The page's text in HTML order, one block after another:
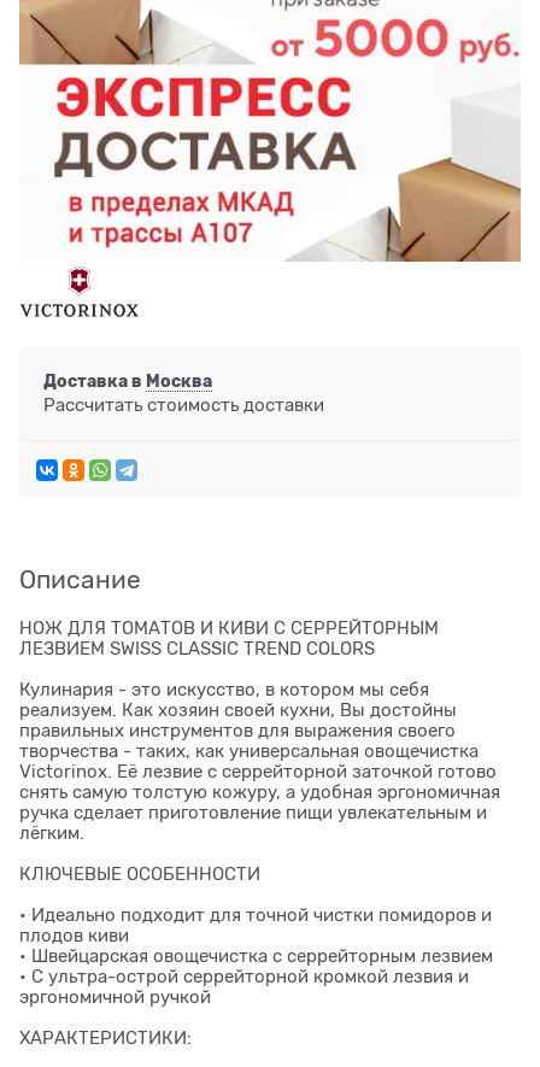
Доставка в Москва
Рассчитать стоимость доставки
Описание
НОЖ ДЛЯ ТОМАТОВ И КИВИ С СЕРРЕЙТОРНЫМ
ЛЕЗВИЕМ SWISS CLASSIC TREND COLORS
Кулинария - это искусство, в котором мы себя
реализуем. Как хозяин своей кухни, Вы достойны
правильных инструментов для выражения своего
творчества - таких, как универсальная овощечистка
Victorinox. Её лезвие с серрейторной заточкой готово
снять самую толстую кожуру, а удобная эргономичная
ручка сделает приготовление пищи увлекательным и
лёгким.
КЛЮЧЕВЫЕ ОСОБЕННОСТИ
• Идеально подходит для точной чистки помидоров и
плодов киви
• Швейцарская овощечистка с серрейторным лезвием
• С ультра-острой серрейторной кромкой лезвия и
эргономичной ручкой
ХАРАКТЕРИСТИКИ: